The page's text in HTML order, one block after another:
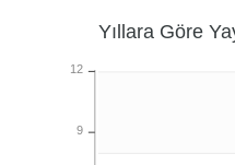
Yıllara Göre
12
9